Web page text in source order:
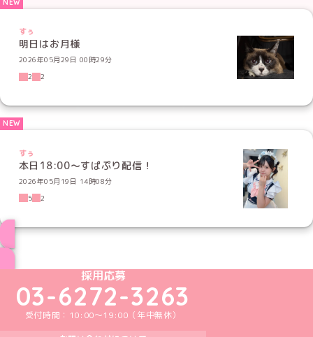
すぅ
明日はお月様
2026年05月29日 00時29分
2
2
すぅ
本日18:00〜すぱぷり配信！
2026年05月19日 14時08分
5
2
めいどりーみんTikTok公式アカウント
めいどりーみんX公式アカウント
めいどりーみんInstagram公式アカウント
めいどりーみんFacebook公式アカウン
めいどりーみんYouTube公式アカ
採用応募
03-6272-3263
受付時間：10:00～19:00（年中無休）